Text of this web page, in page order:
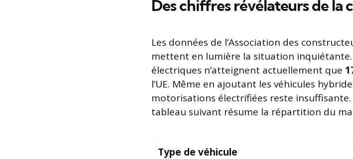
Des chiffres révélateurs de la
Les données de l’Association des
mettent en lumière la situation inquiétante.
électriques n’atteignent actuellement que
l’UE. Même en ajoutant les véhicules
motorisations électrifiées reste
tableau suivant résume la répartition du
Type de véhicule